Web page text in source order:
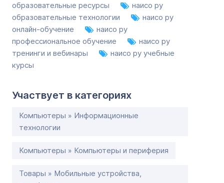
образовательные ресурсы
наисо ру
образовательные технологии
наисо ру
онлайн-обучение
наисо ру
профессиональное обучение
наисо ру
тренинги и вебинары
наисо ру учебные
курсы
Участвует в категориях
Компьютеры » Информационные
технологии
Компьютеры » Компьютеры и периферия
Товары » Мобильные устройства,